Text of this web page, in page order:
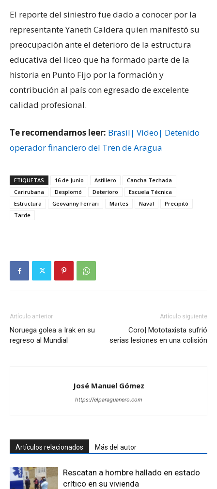
El reporte del siniestro fue dado a conocer por la
representante Yaneth Caldera quien manifestó su
preocupación ante el deterioro de la estructura
educativa del liceo que ha formado parte de la
historia en Punto Fijo por la formación y
contribución al país con egresado de excelente
calidad profesional.
Te recomendamos leer: Brasil| Vídeo| Detenido
operador financiero del Tren de Aragua
ETIQUETAS 16 de Junio Astillero
Cancha Techada
Carirubana
Desplomó Deterioro
Escuela Técnica
Estructura
Geovanny Ferrari Martes Naval
Precipitó
Tarde
Artículo anterior
Noruega golea a Irak en su
regreso al Mundial
Artículo siguiente
Coro| Mototaxista sufrió
serias lesiones en una colisión
José Manuel Gómez
https://elparaguanero.com
Artículos relacionados Más del autor
Rescatan a hombre hallado en estado
crítico en su vivienda